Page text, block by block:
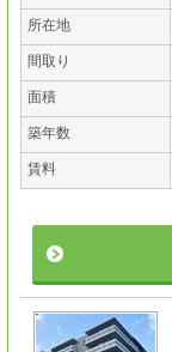
所在地
間取り
面積
築年数
賃料